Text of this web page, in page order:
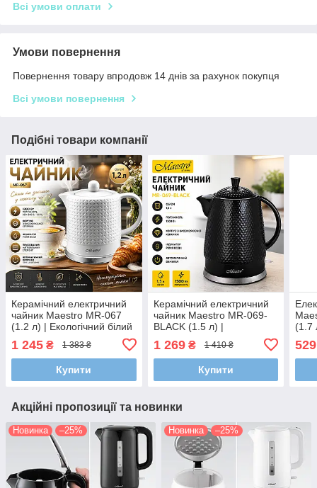
Всі умови оплати
Умови повернення
Повернення товару впродовж 14 днів за рахунок покупця
Всі умови повернення
Подібні товари компанії
Керамічний електричний
чайник Maestro MR-067
(1.2 л) | Екологічний білий
візерунком та
автовимкнення
1 245 ₴ 1 383 ₴
Купити
Керамічний електричний
чайник Maestro MR-069-
BLACK (1.5 л) |
корпус, прихований
нагрівач та автовимкнення
1 269₴ 1 410 ₴
Купити
(1.7
529
Акційні пропозиції та новинки
Новинка –25% Новинка –25%